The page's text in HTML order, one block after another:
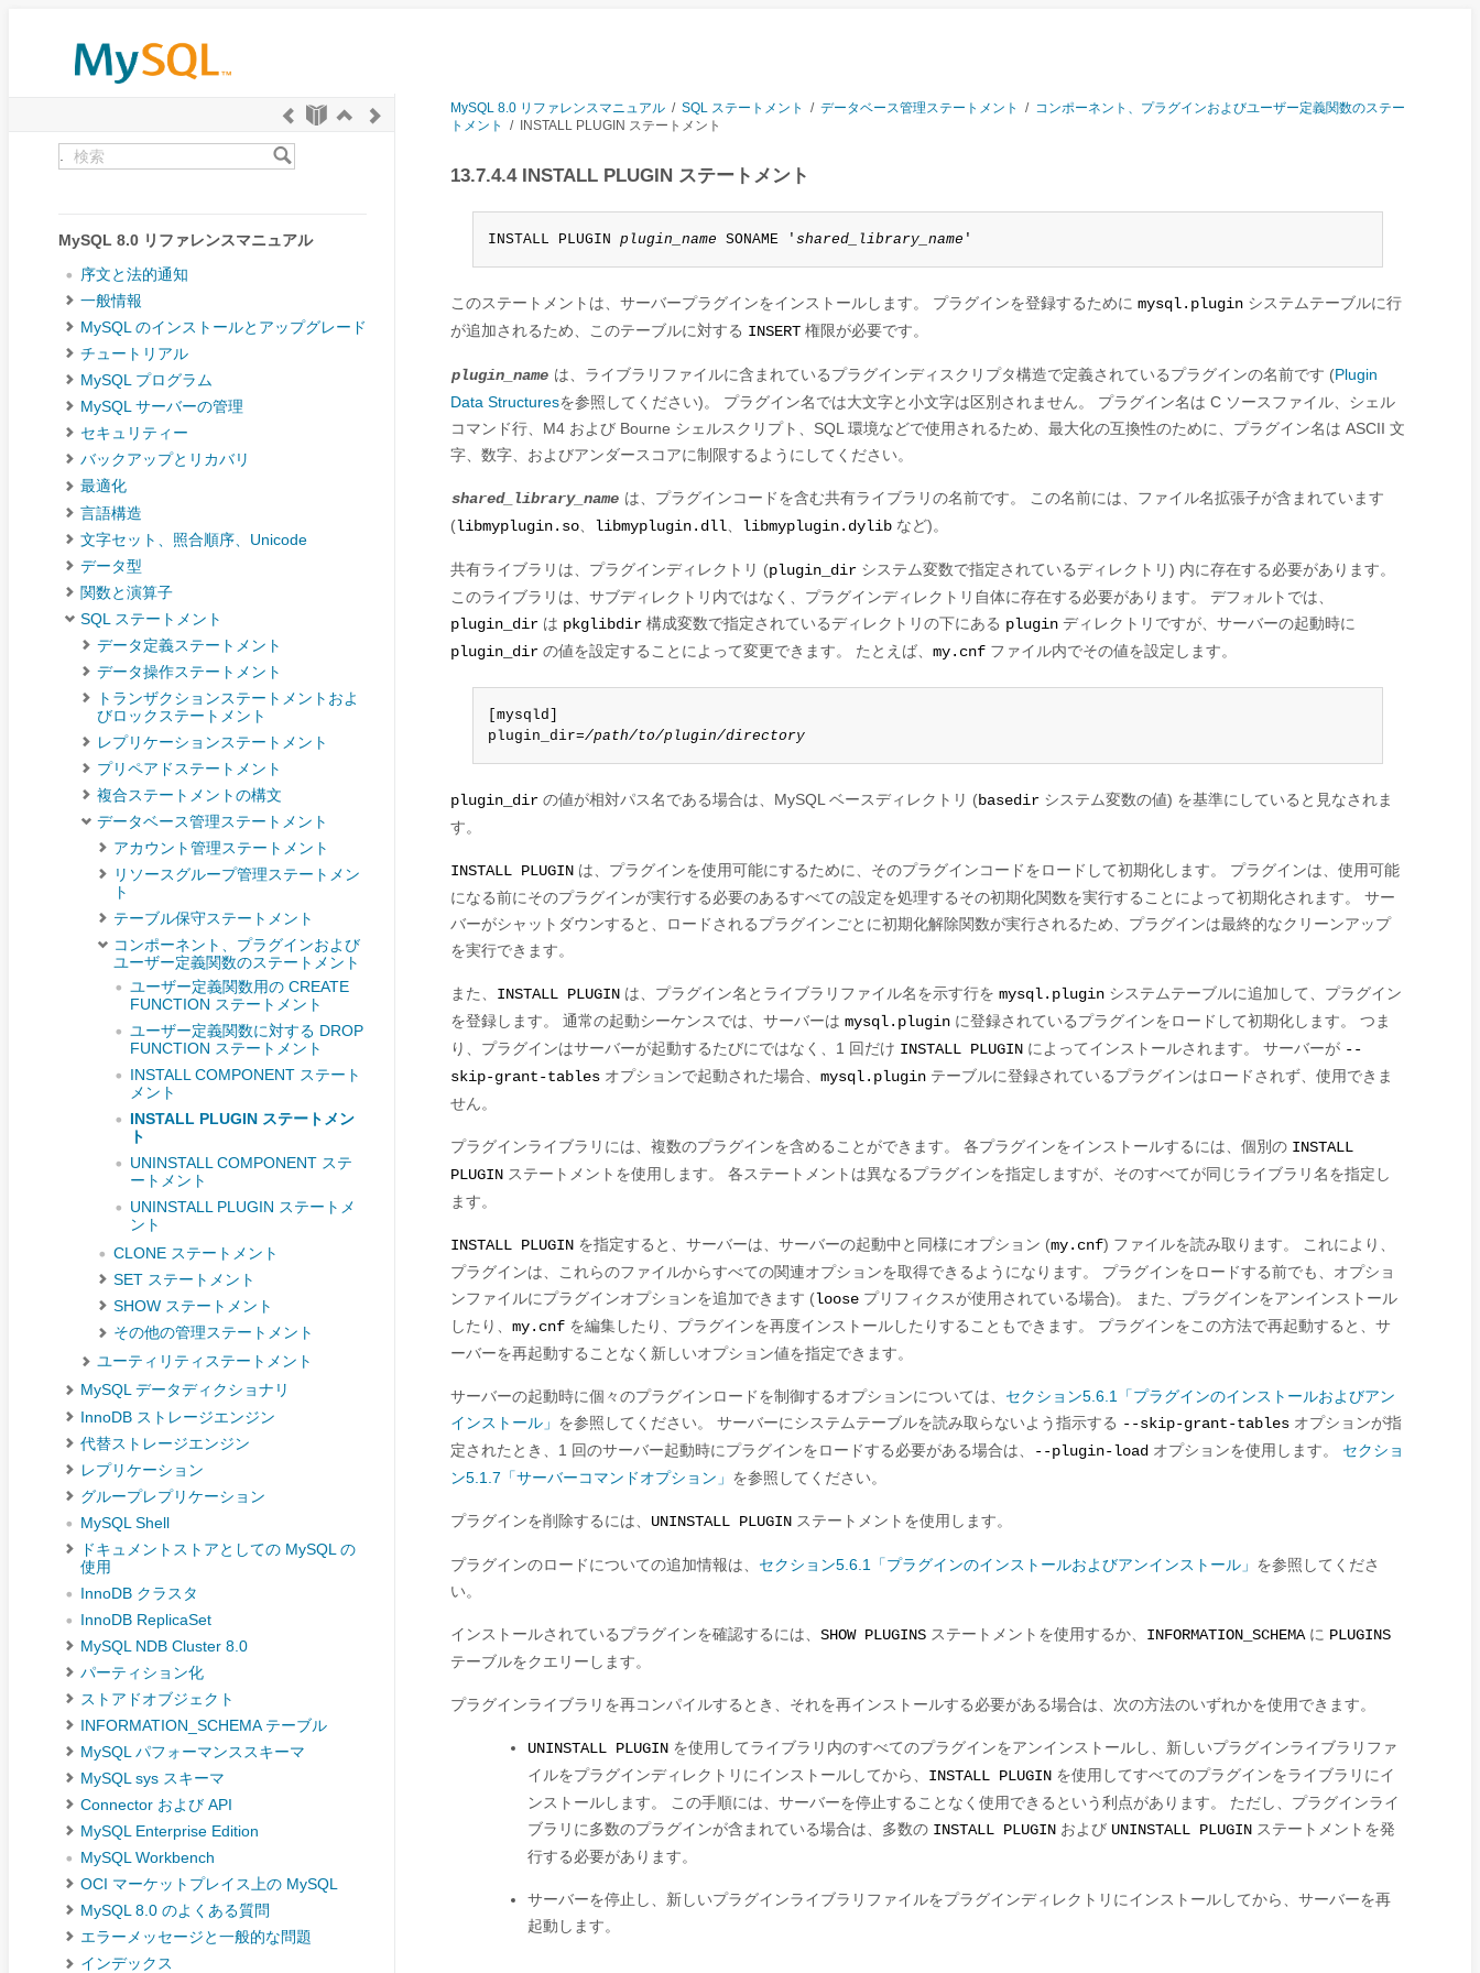
MySQL 8.0 リファレンスマニュアル
序文と法的通知
一般情報
MySQL のインストールとアップグレード
チュートリアル
MySQL プログラム
MySQL サーバーの管理
セキュリティー
バックアップとリカバリ
最適化
言語構造
文字セット、照合順序、Unicode
データ型
関数と演算子
SQL ステートメント
データ定義ステートメント
データ操作ステートメント
トランザクションステートメントおよ
びロックステートメント
レプリケーションステートメント
プリペアドステートメント
複合ステートメントの構文
データベース管理ステートメント
アカウント管理ステートメント
リソースグループ管理ステートメン
ト
テーブル保守ステートメント
コンポーネント、プラグインおよび
ユーザー定義関数のステートメント
ユーザー定義関数用の CREATE
FUNCTION ステートメント
ユーザー定義関数に対する DROP
FUNCTION ステートメント
INSTALL COMPONENT ステート
メント
INSTALL PLUGIN ステートメン
ト
UNINSTALL COMPONENT ステ
ートメント
UNINSTALL PLUGIN ステートメ
ント
CLONE ステートメント
SET ステートメント
SHOW ステートメント
その他の管理ステートメント
ユーティリティステートメント
MySQL データディクショナリ
InnoDB ストレージエンジン
代替ストレージエンジン
レプリケーション
グループレプリケーション
MySQL Shell
ドキュメントストアとしての MySQL の
使用
InnoDB クラスタ
InnoDB ReplicaSet
MySQL NDB Cluster 8.0
パーティション化
ストアドオブジェクト
INFORMATION_SCHEMA テーブル
MySQL パフォーマンススキーマ
MySQL sys スキーマ
Connector および API
MySQL Enterprise Edition
MySQL Workbench
OCI マーケットプレイス上の MySQL
MySQL 8.0 のよくある質問
エラーメッセージと一般的な問題
インデックス
MySQL 8.0 リファレンスマニュアル / SQL ステートメント / データベース管理ステートメント / コンポーネント、プラグインおよびユーザー定義関数のステー
トメント
/ INSTALL PLUGIN ステートメント
13.7.4.4 INSTALL PLUGIN ステートメント
INSTALL PLUGIN plugin_name SONAME ' shared_library_name '
このステートメントは、サーバープラグインをインストールします。 プラグインを登録するために mysql.plugin システムテーブルに行
が追加されるため、このテーブルに対する INSERT 権限が必要です。
plugin_name は、ライブラリファイルに含まれているプラグインディスクリプタ構造で定義されているプラグインの名前です (Plugin
Data Structuresを参照してください)。 プラグイン名では大文字と小文字は区別されません。 プラグイン名は C ソースファイル、シェル
コマンド行、M4 および Bourne シェルスクリプト、SQL 環境などで使用されるため、最大化の互換性のために、プラグイン名は ASCII 文
字、数字、およびアンダースコアに制限するようにしてください。
shared_library_name は、プラグインコードを含む共有ライブラリの名前です。 この名前には、ファイル名拡張子が含まれています
( libmyplugin.so libmyplugin.dll libmyplugin.dylib など)。
共有ライブラリは、プラグインディレクトリ (plugin_dir システム変数で指定されているディレクトリ) 内に存在する必要があります。
このライブラリは、サブディレクトリ内ではなく、プラグインディレクトリ自体に存在する必要があります。 デフォルトでは、
plugin_dir は pkglibdir 構成変数で指定されているディレクトリの下にある plugin ディレクトリですが、サーバーの起動時に
plugin_dir の値を設定することによって変更できます。 たとえば、 my.cnf ファイル内でその値を設定します。
[mysqld]
plugin_dir=/path/to/plugin/directory
plugin_dir の値が相対パス名である場合は、MySQL ベースディレクトリ (basedir システム変数の値) を基準にしていると見なされま
す。
INSTALL PLUGIN は、プラグインを使用可能にするために、そのプラグインコードをロードして初期化します。 プラグインは、使用可能
になる前にそのプラグインが実行する必要のあるすべての設定を処理するその初期化関数を実行することによって初期化されます。 サー
バーがシャットダウンすると、ロードされるプラグインごとに初期化解除関数が実行されるため、プラグインは最終的なクリーンアップ
を実行できます。
また、 INSTALL PLUGIN は、プラグイン名とライブラリファイル名を示す行を mysql.plugin システムテーブルに追加して、プラグイン
を登録します。 通常の起動シーケンスでは、サーバーは mysql.plugin に登録されているプラグインをロードして初期化します。 つま
り、プラグインはサーバーが起動するたびにではなく、1 回だけ INSTALL PLUGIN によってインストールされます。 サーバーが --
skip-grant-tables オプションで起動された場合、 mysql.plugin テーブルに登録されているプラグインはロードされず、使用できま
せん。
プラグインライブラリには、複数のプラグインを含めることができます。 各プラグインをインストールするには、個別の INSTALL
PLUGIN ステートメントを使用します。 各ステートメントは異なるプラグインを指定しますが、そのすべてが同じライブラリ名を指定し
ます。
INSTALL PLUGIN を指定すると、サーバーは、サーバーの起動中と同様にオプション (my.cnf) ファイルを読み取ります。 これにより、
プラグインは、これらのファイルからすべての関連オプションを取得できるようになります。 プラグインをロードする前でも、オプショ
ンファイルにプラグインオプションを追加できます ( loose プリフィクスが使用されている場合)。 また、プラグインをアンインストール
したり、 my.cnf を編集したり、プラグインを再度インストールしたりすることもできます。 プラグインをこの方法で再起動すると、サ
ーバーを再起動することなく新しいオプション値を指定できます。
サーバーの起動時に個々のプラグインロードを制御するオプションについては、 セクション5.6.1「プラグインのインストールおよびアン
インストール」 を参照してください。 サーバーにシステムテーブルを読み取らないよう指示する --skip-grant-tables オプションが指
定されたとき、1 回のサーバー起動時にプラグインをロードする必要がある場合は、
--plugin-load オプションを使用します。 セクショ
ン5.1.7「サーバーコマンドオプション」 を参照してください。
プラグインを削除するには、 UNINSTALL PLUGIN ステートメントを使用します。
プラグインのロードについての追加情報は、 セクション5.6.1「プラグインのインストールおよびアンインストール」 を参照してくださ
い。
インストールされているプラグインを確認するには、 SHOW PLUGINS ステートメントを使用するか、 INFORMATION_SCHEMA に PLUGINS
テーブルをクエリーします。
プラグインライブラリを再コンパイルするとき、それを再インストールする必要がある場合は、次の方法のいずれかを使用できます。
UNINSTALL PLUGIN を使用してライブラリ内のすべてのプラグインをアンインストールし、新しいプラグインライブラリファ
イルをプラグインディレクトリにインストールしてから、 INSTALL PLUGIN を使用してすべてのプラグインをライブラリにイ
ンストールします。 この手順には、サーバーを停止することなく使用できるという利点があります。 ただし、プラグインライ
ブラリに多数のプラグインが含まれている場合は、多数の INSTALL PLUGIN および UNINSTALL PLUGIN ステートメントを発
行する必要があります。
サーバーを停止し、新しいプラグインライブラリファイルをプラグインディレクトリにインストールしてから、サーバーを再
起動します。